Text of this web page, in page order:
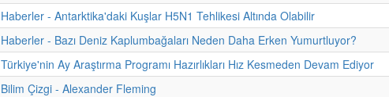
Haberler - Antarktika'daki Kuşlar H5N1 Tehlikesi Altında Olabilir
Haberler - Bazı Deniz Kaplumbağaları Neden Daha Erken Yumurtluyor?
Türkiye'nin Ay Araştırma Programı Hazırlıkları Hız Kesmeden Devam Ediyor
Bilim Çizgi - Alexander Fleming